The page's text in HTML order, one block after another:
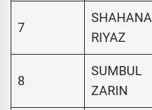
7
SHAHANA
RIYAZ
8
SUMBUL
ZARIN